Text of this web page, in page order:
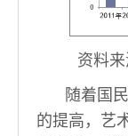
资料
随着国
的提高，艺